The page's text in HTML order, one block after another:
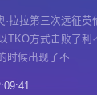
拉拉第三次远征
TKO方式击败了
时候出现了不